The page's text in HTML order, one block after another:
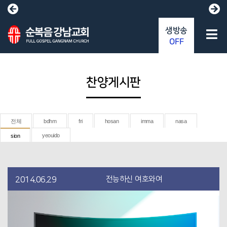
찬양게시판
전체 bdhm fri hosan imma nasa
sion yeouido
2014.06.29 전능하신 여호와여
생방송
OFF